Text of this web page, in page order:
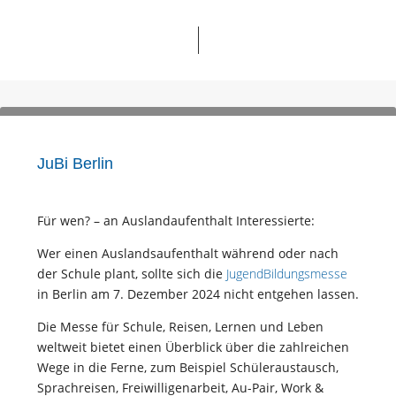
JuBi Berlin
Für wen? – an Auslandaufenthalt Interessierte:
Wer einen Auslandsaufenthalt während oder nach
der Schule plant, sollte sich die JugendBildungsmesse
in Berlin am 7. Dezember 2024 nicht entgehen lassen.
Die Messe für Schule, Reisen, Lernen und Leben
weltweit bietet einen Überblick über die zahlreichen
Wege in die Ferne, zum Beispiel Schüleraustausch,
Sprachreisen, Freiwilligenarbeit, Au-Pair, Work &